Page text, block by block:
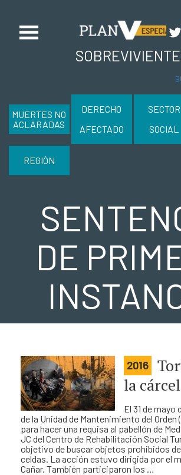
MUERTES NO
ACLARADAS
DERECHO
AFECTADO
SECTOR
SOCIAL
REGIÓN
DE
2016
la
El 31 de mayo
de la Unidad de Mantenimiento del Orden
para hacer una requisa al pabellón de
JC del Centro de Rehabilitación Social
objetivo de buscar objetos prohibidos
celdas. La acción estuvo dirigida por el
Cañar. También participaron los …